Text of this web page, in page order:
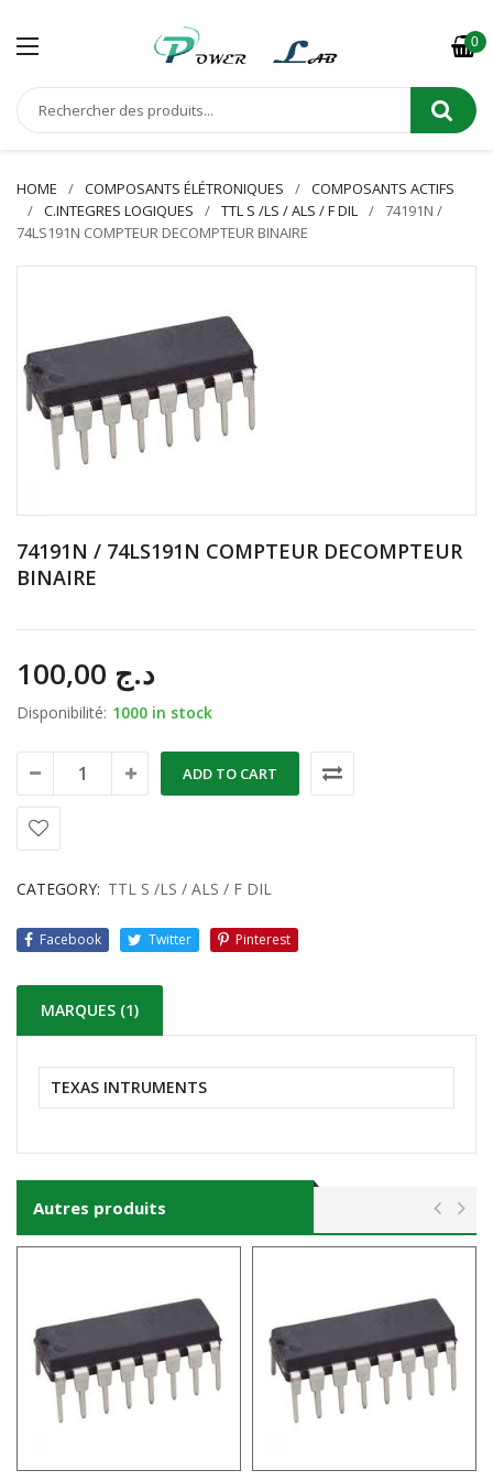
0
HOME COMPOSANTS ÉLÉTRONIQUES
COMPOSANTS ACTIFS
C.INTEGRES LOGIQUES
TTL S /LS / ALS / F DIL
74191N /
74LS191N COMPTEUR DECOMPTEUR BINAIRE
74191N / 74LS191N COMPTEUR DECOMPTEUR
BINAIRE
د.ج
Disponibilité: 1000 in stock
ADD TO CART
CATEGORY: TTL S /LS / ALS / F DIL
Facebook Twitter Pinterest
MARQUES (1)
TEXAS INTRUMENTS
Autres produits